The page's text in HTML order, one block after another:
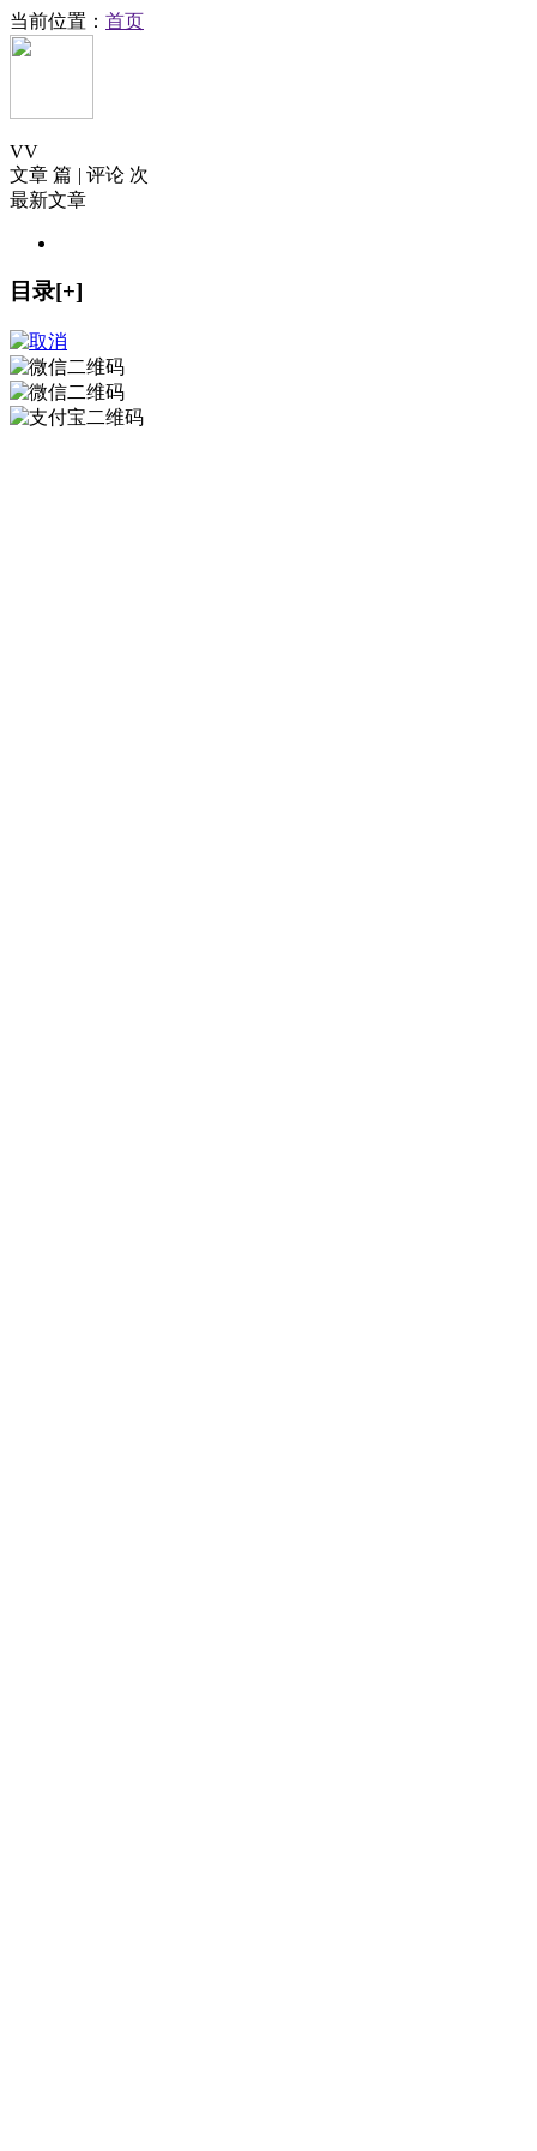
当前位置： 首页
VV
文章 篇 | 评论 次
最新文章
目录[+]